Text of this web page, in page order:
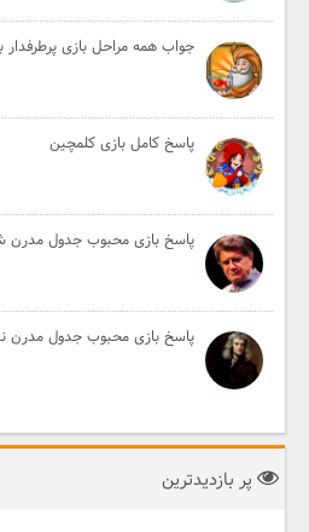
جواب همه مراحل بازی پرطرفدار
پاسخ کامل بازی کلمچین
پاسخ بازی محبوب جدول مدرن
پاسخ بازی محبوب جدول مدرن
پر بازدیدترین